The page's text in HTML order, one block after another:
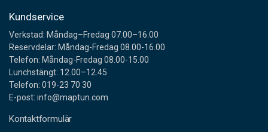
Kundservice
Verkstad: Måndag–Fredag 07.00–16.00
Reservdelar: Måndag-Fredag 08.00-16.00
Telefon: Måndag-Fredag 08.00-15.00
Lunchstängt: 12.00–12.45
Telefon: 019-23 70 30
E-post: info@maptun.com
Kontaktformulär